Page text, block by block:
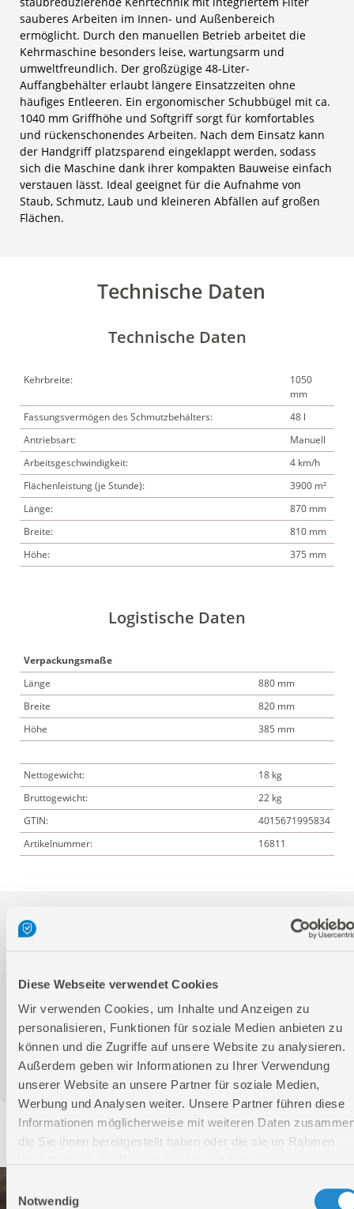
Diese Webseite verwendet Cookies
Wir verwenden Cookies, um Inhalte und Anzeigen zu
personalisieren, Funktionen für soziale Medien anbieten zu
können und die Zugriffe auf unsere Website zu analysieren.
Außerdem geben wir Informationen zu Ihrer Verwendung
unserer Website an unsere Partner für soziale Medien,
Werbung und Analysen weiter. Unsere Partner führen diese
Informationen möglicherweise mit weiteren Daten
die Sie ihnen bereitgestellt haben oder die sie im Rahmen
Notwendig
sauberes Arbeiten im Innen- und Außenbereich
ermöglicht. Durch den manuellen Betrieb arbeitet die
Kehrmaschine besonders leise, wartungsarm und
umweltfreundlich. Der großzügige 48-Liter-
Auffangbehälter erlaubt längere Einsatzzeiten ohne
häufiges Entleeren. Ein ergonomischer Schubbügel mit ca.
1040 mm Griffhöhe und Softgriff sorgt für komfortables
und rückenschonendes Arbeiten. Nach dem Einsatz kann
der Handgriff platzsparend eingeklappt werden, sodass
sich die Maschine dank ihrer kompakten Bauweise einfach
verstauen lässt. Ideal geeignet für die Aufnahme von
Staub, Schmutz, Laub und kleineren Abfällen auf großen
Flächen.
Technische Daten
Technische Daten
Kehrbreite:
1050
mm
Fassungsvermögen des Schmutzbehälters:
48 l
Antriebsart:
Manuell
Arbeitsgeschwindigkeit:
4 km/h
Flächenleistung (je Stunde):
3900 m²
Länge:
870 mm
Breite:
810 mm
Höhe:
375 mm
Logistische Daten
Verpackungsmaße
Länge
880 mm
Breite
820 mm
Höhe
385 mm
Nettogewicht:
18 kg
Bruttogewicht:
22 kg
GTIN:
4015671995834
Artikelnummer:
16811
Produktinformation
Bedienungsanleitung / Warn-und Sicherheitshinweise
Service